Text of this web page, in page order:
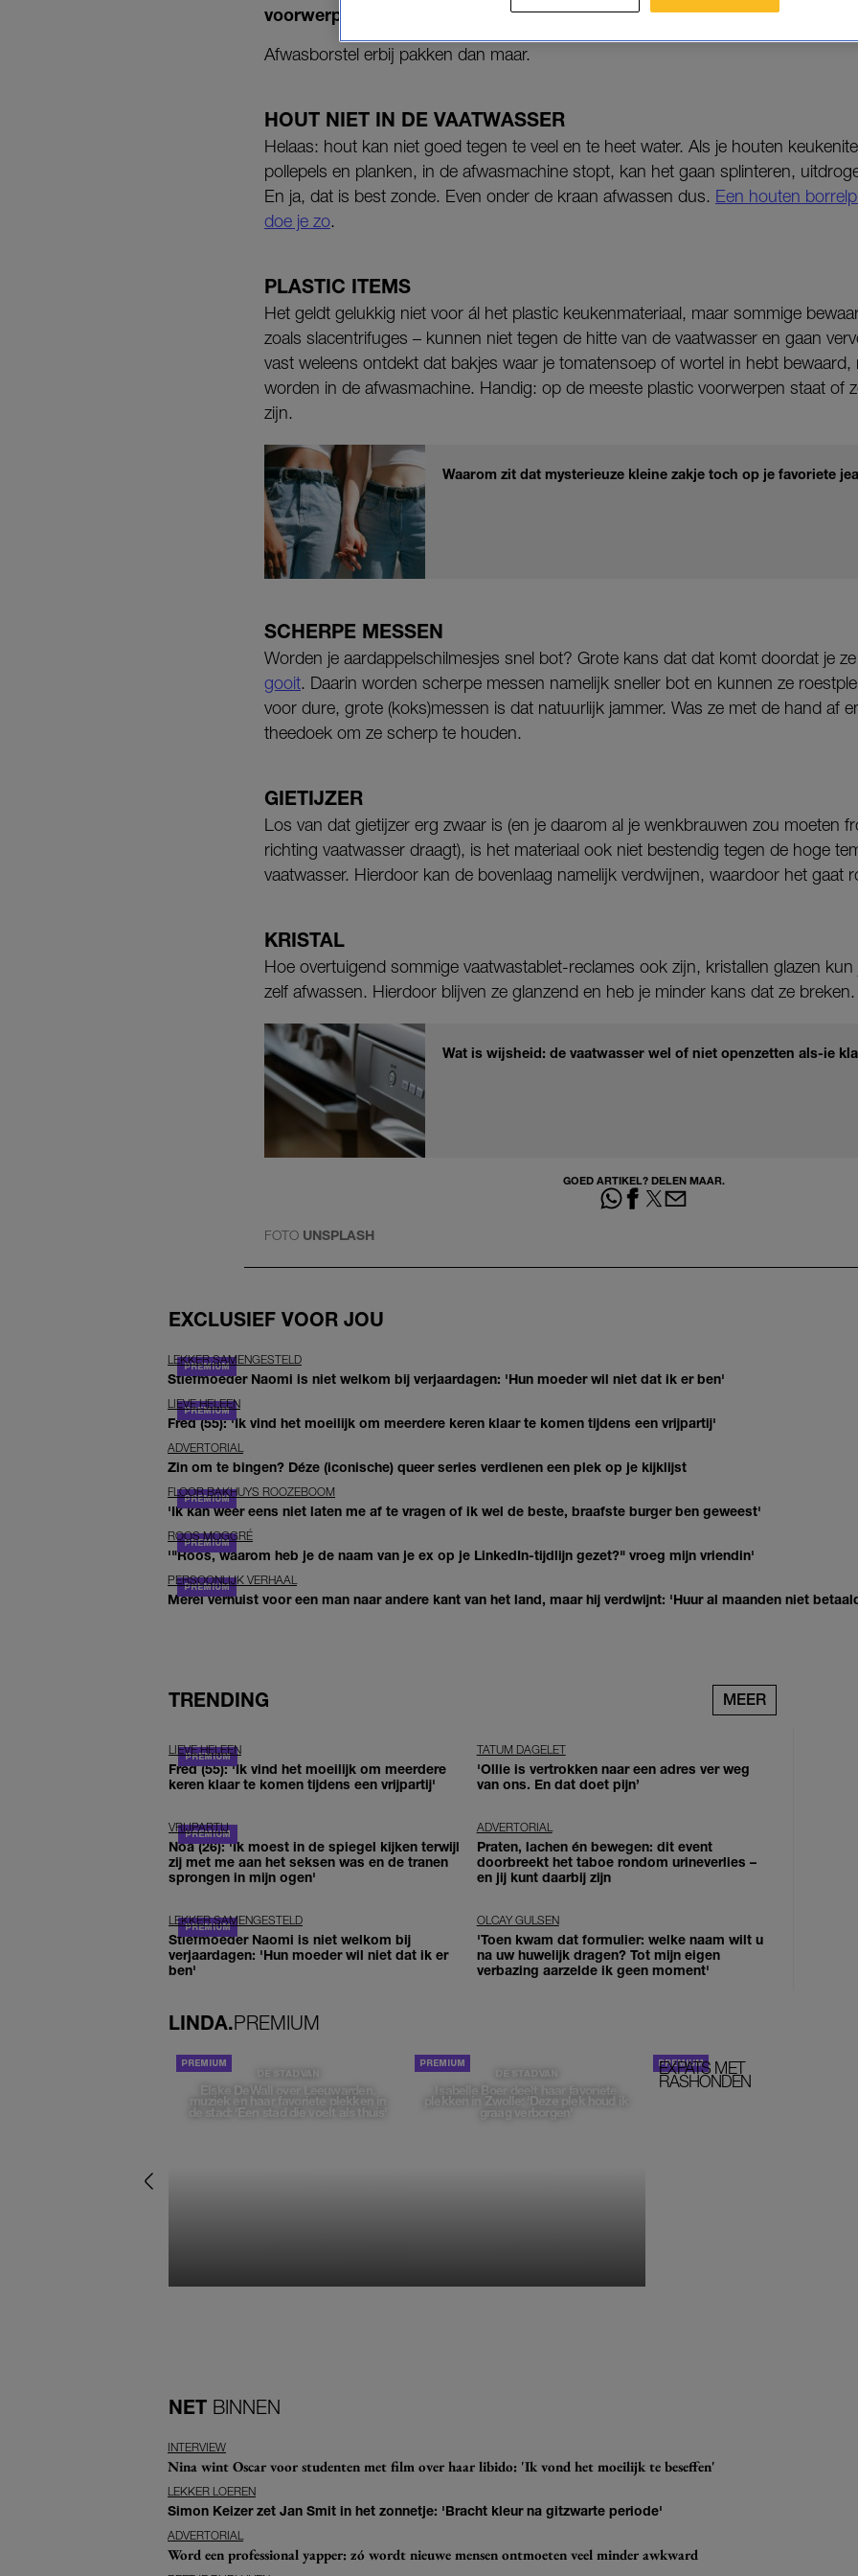
voorwerpen mogen niet in de vaatwasser.
Afwasborstel erbij pakken dan maar.
HOUT NIET IN DE VAATWASSER
Helaas: hout kan niet goed tegen te veel en te heet water. Als je houten
pollepels en planken, in de afwasmachine stopt, kan het gaan splinteren,
En ja, dat is best zonde. Even onder de kraan afwassen dus. Een houten
doe je zo.
PLASTIC ITEMS
Het geldt gelukkig niet voor ál het plastic keukenmateriaal, maar sommige
zoals slacentrifuges – kunnen niet tegen de hitte van de vaatwasser en gaan
vast weleens ontdekt dat bakjes waar je tomatensoep of wortel in hebt
worden in de afwasmachine. Handig: op de meeste plastic voorwerpen staat of
zijn.
Waarom zit dat mysterieuze kleine zakje toch op je favoriete
SCHERPE MESSEN
Worden je aardappelschilmesjes snel bot? Grote kans dat dat komt doordat je
gooit. Daarin worden scherpe messen namelijk sneller bot en kunnen ze
voor dure, grote (koks)messen is dat natuurlijk jammer. Was ze met de hand af
theedoek om ze scherp te houden.
GIETIJZER
Los van dat gietijzer erg zwaar is (en je daarom al je wenkbrauwen zou moeten
richting vaatwasser draagt), is het materiaal ook niet bestendig tegen de hoge
vaatwasser. Hierdoor kan de bovenlaag namelijk verdwijnen, waardoor het gaat
KRISTAL
Hoe overtuigend sommige vaatwastablet-reclames ook zijn, kristallen glazen
zelf afwassen. Hierdoor blijven ze glanzend en heb je minder kans dat ze breken.
Wat is wijsheid: de vaatwasser wel of niet openzetten als-ie
GOED ARTIKEL? DELEN MAAR.
FOTO UNSPLASH
EXCLUSIEF VOOR JOU
LEKKER SAMENGESTELD
Stiefmoeder Naomi is niet welkom bij verjaardagen: 'Hun moeder wil niet dat ik er ben'
LIEVE HELEEN
Fred (55): 'Ik vind het moeilijk om meerdere keren klaar te komen tijdens een vrijpartij'
ADVERTORIAL
Zin om te bingen? Déze (iconische) queer series verdienen een plek op je kijklijst
FLOOR BAKHUYS ROOZEBOOM
'Ik kan weer eens niet laten me af te vragen of ik wel de beste, braafste burger ben geweest'
ROOS MOGGRÉ
'"Roos, waarom heb je de naam van je ex op je LinkedIn-tijdlijn gezet?" vroeg mijn vriendin'
PERSOONLIJK VERHAAL
Merel verhuist voor een man naar andere kant van het land, maar hij verdwijnt: 'Huur al maanden niet
TRENDING MEER
LIEVE HELEEN
Fred (55): 'Ik vind het moeilijk om meerdere
keren klaar te komen tijdens een vrijpartij'
TATUM DAGELET
'Ollie is vertrokken naar een adres ver weg
van ons. En dat doet pijn’
VRIJPARTIJ
Noa (26): 'Ik moest in de spiegel kijken terwijl
zij met me aan het seksen was en de tranen
sprongen in mijn ogen'
ADVERTORIAL
Praten, lachen én bewegen: dit event
doorbreekt het taboe rondom urineverlies –
en jij kunt daarbij zijn
LEKKER SAMENGESTELD
Stiefmoeder Naomi is niet welkom bij
verjaardagen: 'Hun moeder wil niet dat ik er
ben'
OLCAY GULSEN
'Toen kwam dat formulier: welke naam wilt u
na uw huwelijk dragen? Tot mijn eigen
verbazing aarzelde ik geen moment'
LINDA.PREMIUM
DE STAD VAN
Elske DeWall over Leeuwarden,
muziek en haar favoriete plekken in
de stad: 'Een stad die voelt als thuis'
DE STAD VAN
Isabelle Boer deelt haar favoriete
plekken in Zwolle: 'Deze plek houd ik
graag verborgen'
EXPATS MET
RASHONDEN
NET BINNEN
INTERVIEW
Nina wint Oscar voor studenten met film over haar libido: 'Ik vond het moeilijk te beseffen'
LEKKER LOEREN
Simon Keizer zet Jan Smit in het zonnetje: 'Bracht kleur na gitzwarte periode'
ADVERTORIAL
Word een professional yapper: zó wordt nieuwe mensen ontmoeten veel minder awkward